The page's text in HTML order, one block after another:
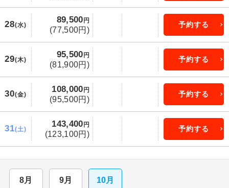
28(水)
89,500 円
(77,500円)
予約する
29(木)
95,500 円
(81,900円)
予約する
30(金)
108,000 円
(95,500円)
予約する
31(土)
143,400 円
(123,100円)
予約する
8月 9月 10月